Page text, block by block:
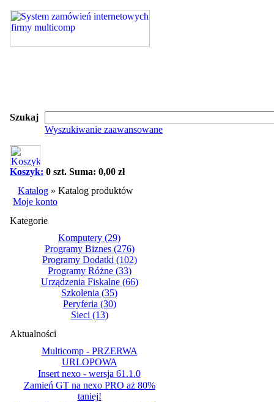
Szukaj
Wyszukiwanie zaawansowane
Koszyk: 0 szt. Suma: 0,00 zł
Katalog » Katalog produktów
Moje konto
Kategorie
Komputery (29)
Programy Biznes(276)
Programy Dodatki (102)
Programy Różne(33)
Urządzenia Fiskalne(66)
Szkolenia (35)
Peryferia (30)
Sieci (13)
Aktualności
Multicomp - PRZERWA
URLOPOWA
Insert nexo - wersja 61.1.0
Zamień GT na nexo PRO aż 80%
taniej!